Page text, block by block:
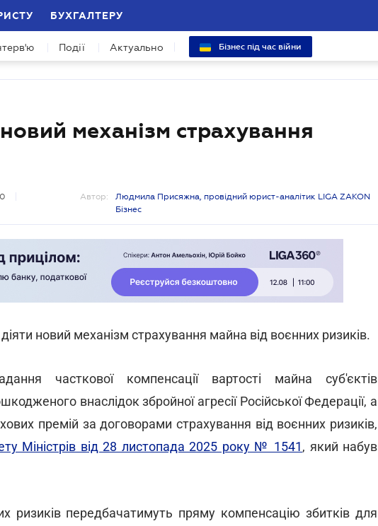
БУХГАЛТЕРУ
Події Актуально Бізнес під час війни
механізм страхування
0 Автор:
Людмила Присяжна, провідний юрист-аналітик LIGA ZAKON
Бізнес
новий механізм страхування майна від воєнних ризиків.
часткової компенсації вартості майна суб'єктів
внаслідок збройної агресії Російської Федерації, а
премій за договорами страхування від воєнних ризиків,
Міністрів від 28 листопада 2025 року № 1541, який набув
ризиків передбачатимуть пряму компенсацію збитків для